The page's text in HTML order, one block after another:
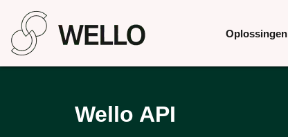
Oplossingen
Wello API